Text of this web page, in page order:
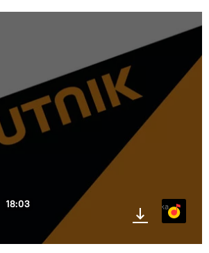
18:03 Яндекс.Музыка